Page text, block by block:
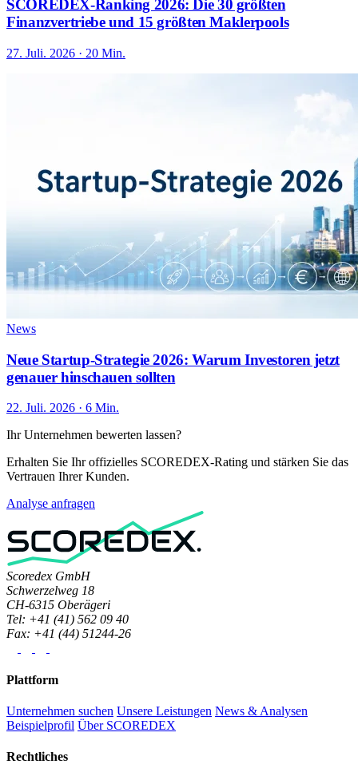
SCOREDEX-Ranking 2026: Die 30 größten
Finanzvertriebe und 15 größten Maklerpools
27. Juli. 2026 · 20 Min.
News
Neue Startup-Strategie 2026: Warum Investoren jetzt
genauer hinschauen sollten
22. Juli. 2026 · 6 Min.
Ihr Unternehmen bewerten lassen?
Erhalten Sie Ihr offizielles SCOREDEX-Rating und stärken Sie das
Vertrauen Ihrer Kunden.
Analyse anfragen
Scoredex GmbH
Schwerzelweg 18
CH-6315 Oberägeri
Tel: +41 (41) 562 09 40
Fax: +41 (44) 51244-26
Plattform
Unternehmen suchen Unsere Leistungen News & Analysen
Beispielprofil Über SCOREDEX
Rechtliches